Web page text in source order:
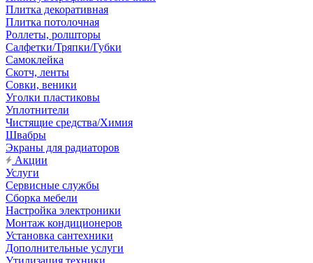
Плитка декоративная
Плитка потолочная
Роллеты, ролшторы
Салфетки/Тряпки/Губки
Самоклейка
Скотч, ленты
Совки, веники
Уголки пластиковы
Уплотнители
Чистящие средства/Химия
Швабры
Экраны для радиаторов
Акции
Услуги
Сервисные службы
Сборка мебели
Настройка электроники
Монтаж кондиционеров
Установка сантехники
Дополнительные услуги
Утилизация техники